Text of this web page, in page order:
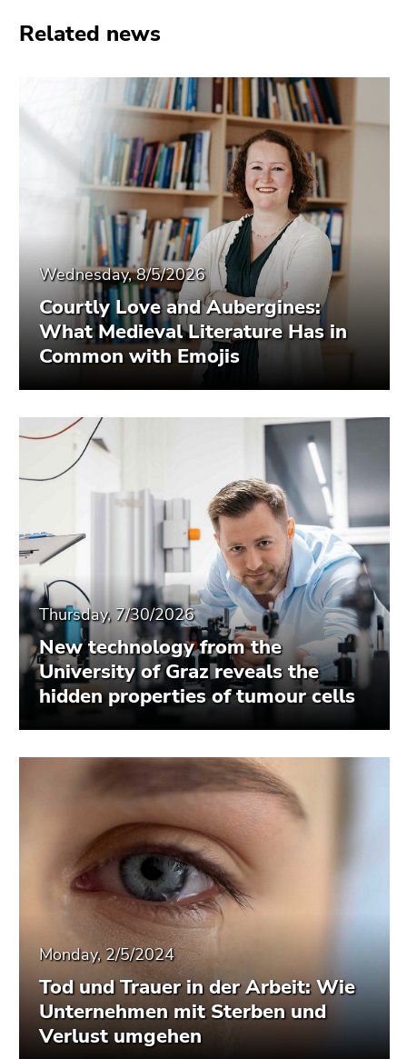
Related news
Wednesday, 8/5/2026
Courtly Love and Aubergines:
What Medieval Literature Has in
Common with Emojis
Thursday, 7/30/2026
New technology from the
University of Graz reveals the
hidden properties of tumour cells
Monday, 2/5/2024
Tod und Trauer in der Arbeit: Wie
Unternehmen mit Sterben und
Verlust umgehen